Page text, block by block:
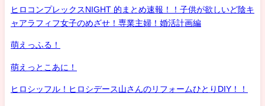
ヒロコンプレックスNIGHT 的まとめ速報！！子供が欲しいど陰キ
ャアラフィフ女子のめざせ！専業主婦！婚活計画編
萌えっふる！
萌えっとこあに！
ヒロシッフル！ヒロシデース山さんのリフォームひとりDIY！！